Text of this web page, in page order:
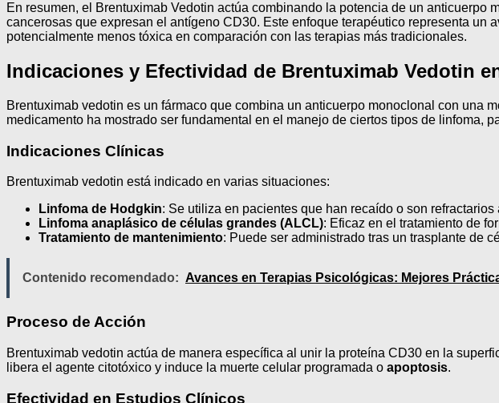
En resumen, el Brentuximab Vedotin actúa combinando la potencia de un
cancerosas que expresan el antígeno CD30. Este enfoque terapéutico representa
potencialmente menos tóxica en comparación con las terapias más tradicionales.
Indicaciones y Efectividad de Brentuximab Vedotin
Brentuximab vedotin es un fármaco que combina un anticuerpo monoclonal con una
medicamento ha mostrado ser fundamental en el manejo de ciertos tipos de linfoma,
Indicaciones Clínicas
Brentuximab vedotin está indicado en varias situaciones:
Linfoma de Hodgkin: Se utiliza en pacientes que han recaído o son refractarios
Linfoma anaplásico de células grandes (ALCL): Eficaz en el tratamiento de
Tratamiento de mantenimiento: Puede ser administrado tras un trasplante de
Contenido recomendado: Avances en Terapias Psicológicas: Mejores
Proceso de Acción
Brentuximab vedotin actúa de manera específica al unir la proteína CD30 en la
libera el agente citotóxico y induce la muerte celular programada o apoptosis.
Efectividad en Estudios Clínicos